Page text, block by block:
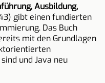
Ausbildung,
gibt einen fundierten
Das Buch
mit den Grundlagen
und Java neu